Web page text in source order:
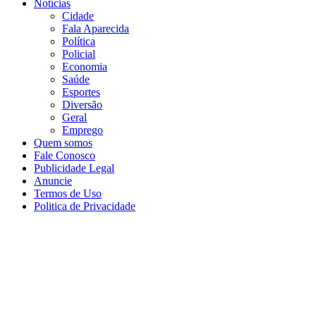
Notícias
Cidade
Fala Aparecida
Política
Policial
Economia
Saúde
Esportes
Diversão
Geral
Emprego
Quem somos
Fale Conosco
Publicidade Legal
Anuncie
Termos de Uso
Politica de Privacidade